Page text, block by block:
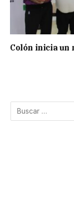
Colón inicia un